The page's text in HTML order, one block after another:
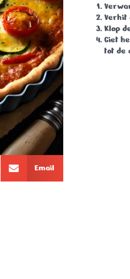
Verhit
Klop
Giet
tot de
Email